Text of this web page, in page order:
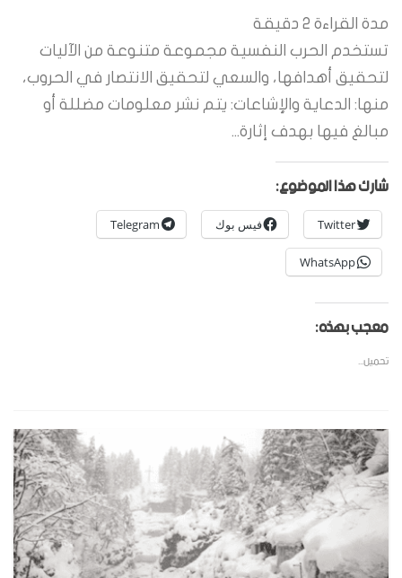
مدة القراءة 2 دقيقة
تستخدم الحرب النفسية مجموعة متنوعة من الآليات
لتحقيق أهدافها، والسعي لتحقيق الانتصار في الحروب،
منها: الدعاية والإشاعات: يتم نشر معلومات مضللة أو
مبالغ فيها بهدف إثارة...
شارك هذا الموضوع:
Twitter فيس بوك Telegram
WhatsApp
معجب بهذه:
تحميل...